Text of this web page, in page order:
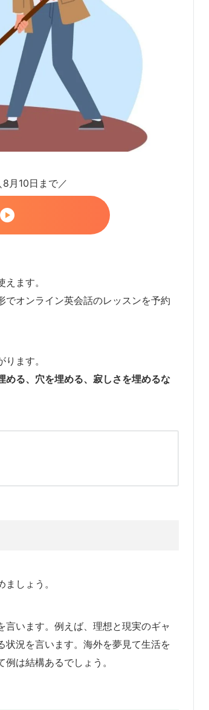
月10日まで／
ます。
オンライン英会話のレッスンを予約
ます。
める、穴を埋める、寂しさを埋めるな
しょう。
言います。例えば、理想と現実のギャ
状況を言います。海外を夢見て生活を
は結構あるでしょう。